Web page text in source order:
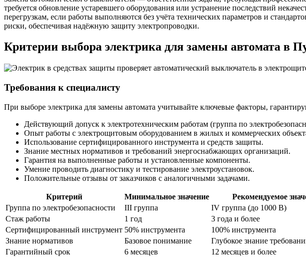
требуется обновление устаревшего оборудования или устранение последствий
перегрузкам, если работы выполняются без учёта технических параметров и
риски, обеспечивая надёжную защиту электропроводки.
Критерии выбора электрика для замены автомата в
Требования к специалисту
При выборе электрика для замены автомата учитывайте ключевые факторы,
Действующий допуск к электротехническим работам (группа по
Опыт работы с электрощитовым оборудованием в жилых и коммерческих
Использование сертифицированного инструмента и средств защиты.
Знание местных нормативов и требований энергоснабжающих организаций.
Гарантия на выполненные работы и установленные компоненты.
Умение проводить диагностику и тестирование электроустановок.
Положительные отзывы от заказчиков с аналогичными задачами.
Критерий Минимальное значение
Рекомендуемое
Группа по электробезопасности
III группа
IV группа (до 1000 В)
Стаж работы
1 год
3 года и более
Сертифицированный инструмент 50% инструмента
100% инструмента
Знание нормативов
Базовое понимание
Глубокое знание
Гарантийный срок
6 месяцев 12 месяцев и более